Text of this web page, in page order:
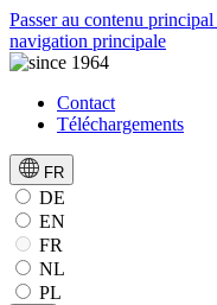
Passer au contenu principal
navigation principale
Contact
Téléchargements
FR
DE
EN
FR
NL
PL